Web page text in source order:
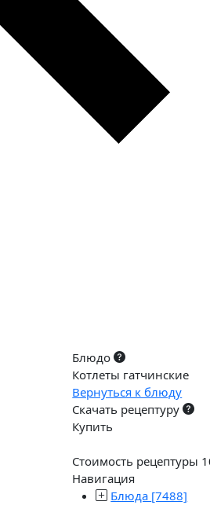
Блюдо
Котлеты гатчинские
Вернуться к блюду
Скачать рецептуру
Купить
Стоимость рецептуры
Навигация
Блюда [7488]